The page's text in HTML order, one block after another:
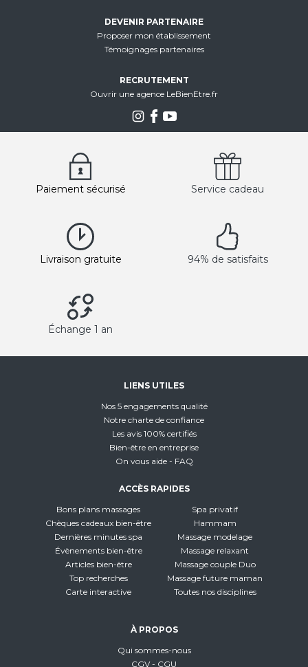
DEVENIR PARTENAIRE
Proposer mon établissement
Témoignages partenaires
RECRUTEMENT
Ouvrir une agence LeBienEtre.fr
Paiement sécurisé Service cadeau
Livraison gratuite 94% de satisfaits
Échange 1 an
LIENS UTILES
Nos 5 engagements qualité
Notre charte de confiance
Les avis 100% certifiés
Bien-être en entreprise
On vous aide - FAQ
ACCÈS RAPIDES
Bons plans massages
Chèques cadeaux bien-être
Dernières minutes spa
Évènements bien-être
Articles bien-être
Top recherches
Carte interactive
Spa privatif
Hammam
Massage modelage
Massage relaxant
Massage couple Duo
Massage future maman
Toutes nos disciplines
À PROPOS
Qui sommes-nous
CGV - CGU